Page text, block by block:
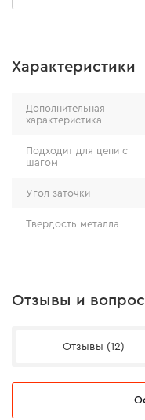
крепления на стене.
Краткая
Характеристики
Дополнительная
характеристика
Подходит для цепи с
шагом
Угол заточки
Твердость металла
Отзывы и
Отзывы (12)